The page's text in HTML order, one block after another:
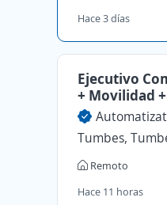
Hace 3 días
Ejecutivo
+ Movilidad
Tumbes,
Remoto
Hace 11 horas